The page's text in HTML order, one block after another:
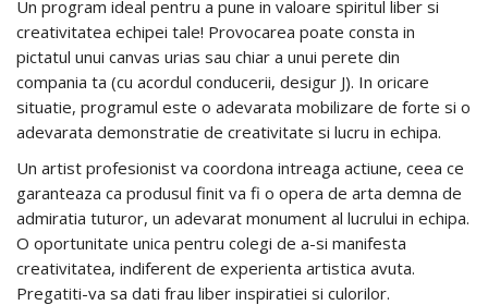
Un program ideal pentru a pune in valoare spiritul liber si
creativitatea echipei tale! Provocarea poate consta in
pictatul unui canvas urias sau chiar a unui perete din
compania ta (cu acordul conducerii, desigur J). In oricare
situatie, programul este o adevarata mobilizare de forte si o
adevarata demonstratie de creativitate si lucru in echipa.
Un artist profesionist va coordona intreaga actiune, ceea ce
garanteaza ca produsul finit va fi o opera de arta demna de
admiratia tuturor, un adevarat monument al lucrului in echipa.
O oportunitate unica pentru colegi de a-si manifesta
creativitatea, indiferent de experienta artistica avuta.
Pregatiti-va sa dati frau liber inspiratiei si culorilor.